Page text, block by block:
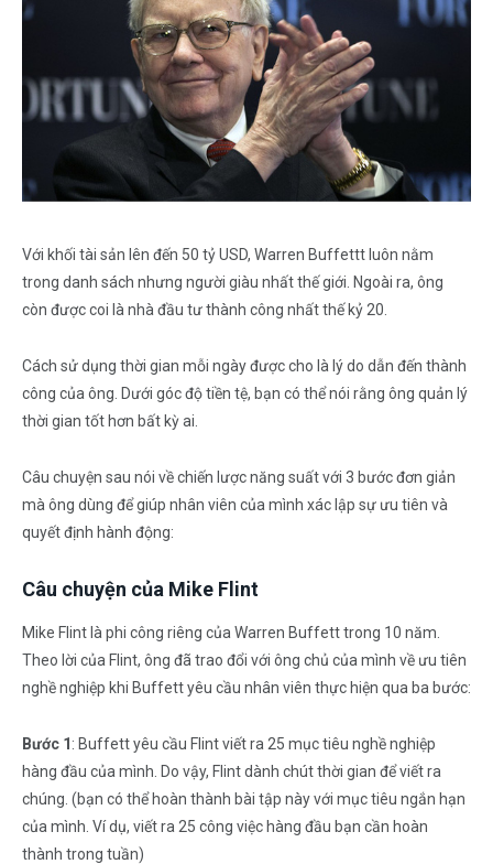
Với khối tài sản lên đến 50 tỷ USD, Warren Buffettt luôn nằm
trong danh sách nhưng người giàu nhất thế giới. Ngoài ra, ông
còn được coi là nhà đầu tư thành công nhất thế kỷ 20.
Cách sử dụng thời gian mỗi ngày được cho là lý do dẫn đến thành
công của ông. Dưới góc độ tiền tệ, bạn có thể nói rằng ông quản lý
thời gian tốt hơn bất kỳ ai.
Câu chuyện sau nói về chiến lược năng suất với 3 bước đơn giản
mà ông dùng để giúp nhân viên của mình xác lập sự ưu tiên và
quyết định hành động:
Câu chuyện của Mike Flint
Mike Flint là phi công riêng của Warren Buffett trong 10 năm.
Theo lời của Flint, ông đã trao đổi với ông chủ của mình về ưu tiên
nghề nghiệp khi Buffett yêu cầu nhân viên thực hiện qua ba bước:
Bước 1: Buffett yêu cầu Flint viết ra 25 mục tiêu nghề nghiệp
hàng đầu của mình. Do vậy, Flint dành chút thời gian để viết ra
chúng. (bạn có thể hoàn thành bài tập này với mục tiêu ngắn hạn
của mình. Ví dụ, viết ra 25 công việc hàng đầu bạn cần hoàn
thành trong tuần)